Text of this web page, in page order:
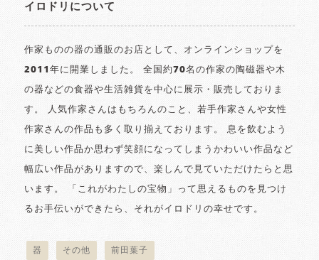
イロドリについて
作家ものの器の通販のお店として、オンラインショップを
2011年に開業しました。 全国約70名の作家の陶磁器や木
の器などの食器や生活雑貨を中心に展示・販売しておりま
す。 人気作家さんはもちろんのこと、若手作家さんや女性
作家さんの作品も多く取り揃えております。 息を飲むよう
に美しい作品か思わず笑顔になってしまうかわいい作品など
幅広い作品がありますので、楽しんで見ていただけたらと思
います。 「これがわたしの宝物」って思えるものを見つけ
るお手伝いができたら、それがイロドリの幸せです。
器 その他 前田葉子